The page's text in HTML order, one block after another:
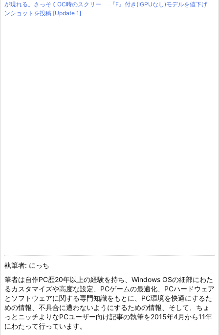
が現れる。さっそくOC時のスクリー
ンショットを投稿 [Update 1]
『F』付き(iGPUなし)モデルを値下げ
執筆者: にっち
筆者は自作PC歴20年以上の経験を持ち、Windows OSの細部にわた
るカスタマイズや高度な設定、PCゲームの最適化、PCハードウェア
とソフトウェアに関する専門知識をもとに、PC環境を快適にするた
めの情報、不具合に遭わないようにするための情報、そして、ちょ
っとニッチよりなPCユーザー向け記事の執筆を2015年4月から11年
にわたって行っています。